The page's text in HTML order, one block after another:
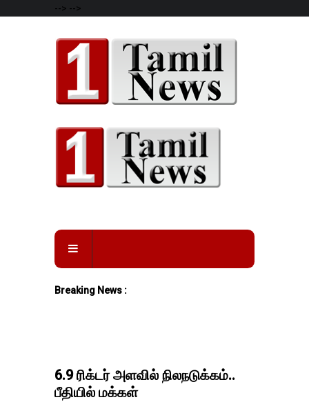
--> -->
Breaking News :
6.9 ரிக்டர் அளவில் நிலநடுக்கம்..
பீதியில் மக்கள்